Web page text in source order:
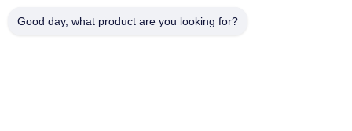
doeleinden Niet-toxisch
Good day, what product are you looking for?